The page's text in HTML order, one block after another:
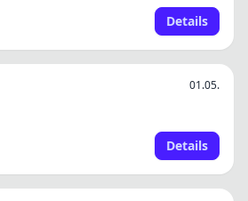
Details
01.05.
Details